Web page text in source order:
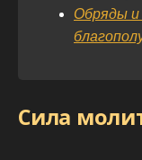
Обряды и
Сила